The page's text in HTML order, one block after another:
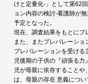
けと定量化-」として第62
ョン内容の検討-看護師が
予定となった。
現在、調査結果をもとにプ
また、またプレパレーショ
プレパレーションを受け
児後期の子供の『頑張る力
児が母親に依存すること
は、母親の存在 意義につ